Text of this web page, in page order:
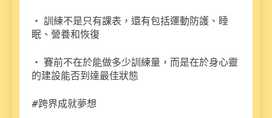
・ 訓練不是只有課表，還有包括運動防護、睡
眠、營養和恢復
・ 賽前不在於能做多少訓練量，而是在於身心靈
的建設能否到達最佳狀態
#跨界成就夢想